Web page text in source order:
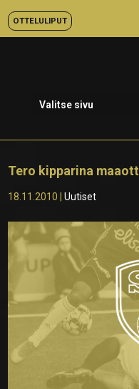
OTTELULIPUT
Valitse sivu
Tero kipparina
18.11.2010 |Uutiset